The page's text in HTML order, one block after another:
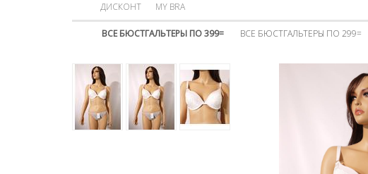
ДИСКОНТ
MY BRA
ВСЕ БЮСТГАЛЬТЕРЫ ПО 399= ВСЕ БЮСТГАЛЬТЕРЫ ПО 299=